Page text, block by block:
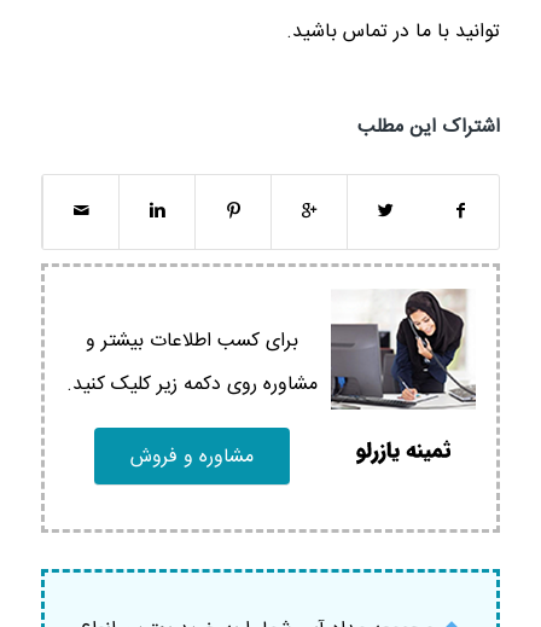
توانید با ما در تماس باشید.
اشتراک این مطلب
برای کسب اطلاعات بیشتر و
مشاوره روی دکمه زیر کلیک کنید.
مشاوره و فروش